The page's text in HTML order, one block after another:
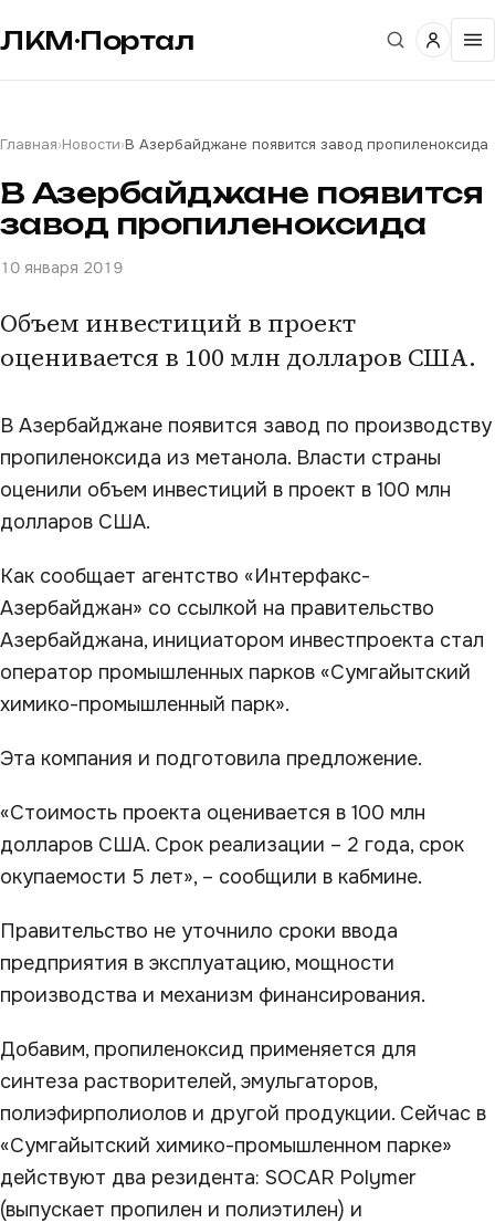
ЛКМ·Портал
Главная›Новости›В Азербайджане появится завод пропиленоксида
В Азербайджане появится
завод пропиленоксида
10 января 2019
Объем инвестиций в проект
оценивается в 100 млн долларов США.
В Азербайджане появится завод по производству
пропиленоксида из метанола. Власти страны
оценили объем инвестиций в проект в 100 млн
долларов США.
Как сообщает агентство «Интерфакс-
Азербайджан» со ссылкой на правительство
Азербайджана, инициатором инвестпроекта стал
оператор промышленных парков «Сумгайытский
химико-промышленный парк».
Эта компания и подготовила предложение.
«Стоимость проекта оценивается в 100 млн
долларов США. Срок реализации – 2 года, срок
окупаемости 5 лет», – сообщили в кабмине.
Правительство не уточнило сроки ввода
предприятия в эксплуатацию, мощности
производства и механизм финансирования.
Добавим, пропиленоксид применяется для
синтеза растворителей, эмульгаторов,
полиэфирполиолов и другой продукции. Сейчас в
«Сумгайытский химико-промышленном парке»
действуют два резидента: SOCAR Polymer
(выпускает пропилен и полиэтилен) и